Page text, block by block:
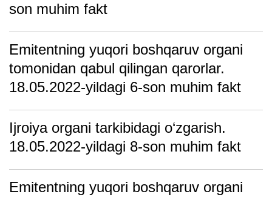
son muhim fakt
Emitentning yuqori boshqаruv orgаni
tomonidаn qаbul qilingаn qаrorlаr.
18.05.2022-yildagi 6-son muhim fakt
Ijroiya organi tarkibidagi o‘zgarish.
18.05.2022-yildagi 8-son muhim fakt
Emitentning yuqori boshqаruv orgаni